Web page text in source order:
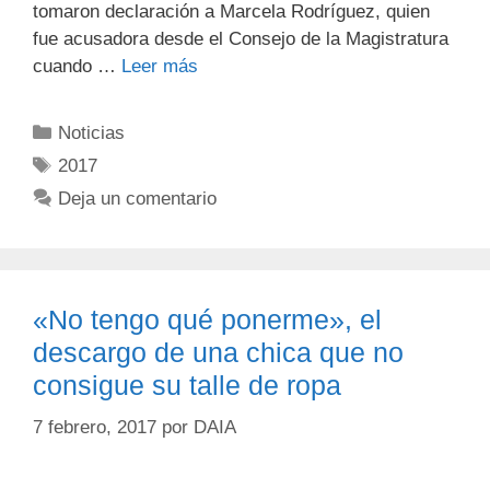
tomaron declaración a Marcela Rodríguez, quien
fue acusadora desde el Consejo de la Magistratura
cuando … Leer más
Noticias
2017
Deja un comentario
«No tengo qué ponerme», el
descargo de una chica que no
consigue su talle de ropa
7 febrero, 2017 por DAIA